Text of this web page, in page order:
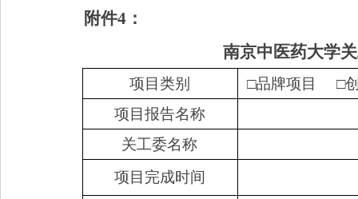
附件4 ：
南京中医药大学
项目类别 □品牌项目
□
项目报告名称
关工委名称
项目完成时间